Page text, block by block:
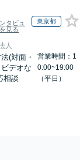
タビュ
見る
東京都
人
(対面・
デオな
相談
営業時間：1
0:00~19:00
（平日）